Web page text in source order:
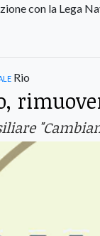
con la Lega
Rio